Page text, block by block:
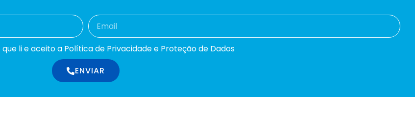
li e aceito a Política de Privacidade e Proteção de Dados
ENVIAR